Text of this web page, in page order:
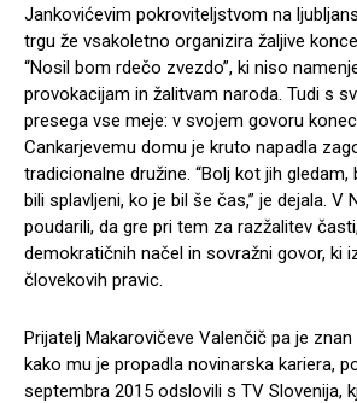
Jankovićevim pokroviteljstvom na
trgu že vsakoletno organizira žaljive
“Nosil bom rdečo zvezdo”, ki niso
provokacijam in žalitvam naroda. Tudi s
presega vse meje: v svojem govoru
Cankarjevemu domu je kruto napadla
tradicionalne družine. “Bolj kot jih gledam,
bili splavljeni, ko je bil še čas,” je dejala. V
poudarili, da gre pri tem za razžalitev
demokratičnih načel in sovražni govor, ki
človekovih pravic.
Prijatelj Makarovičeve Valenčič pa je
kako mu je propadla novinarska kariera,
septembra 2015 odslovili s TV Slovenija,